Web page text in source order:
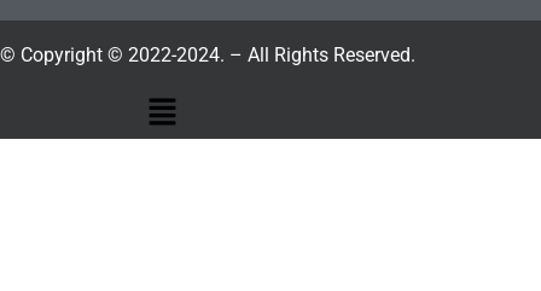
© Copyright © 2022-2024. – All Rights Reserved.